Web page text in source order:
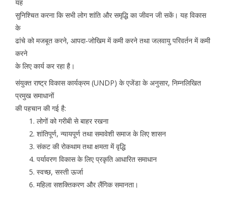
यह
सुनिश्चित करना कि सभी लोग शांति और समृद्धि का जीवन जी सकें। यह विकास
के
ढांचे को मजबूत करने, आपदा-जोखिम में कमी करने तथा जलवायु परिवर्तन में कमी
करने
के लिए कार्य कर रहा है।
संयुक्त राष्ट्र विकास कार्यक्रम (UNDP) के एजेंडा के अनुसार, निम्नलिखित
प्रमुख समाधानों
की पहचान की गई है:
लोगों को गरीबी से बाहर रखना
शांतिपूर्ण, न्यायपूर्ण तथा समावेशी समाज के लिए शासन
संकट की रोकथाम तथा क्षमता में वृद्धि
पर्यावरण विकास के लिए प्रकृति आधारित समाधान
स्वच्छ, सस्ती ऊर्जा
महिला सशक्तिकरण और लैंगिक समानता।